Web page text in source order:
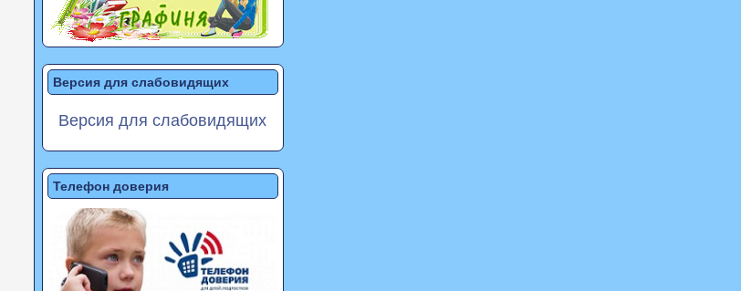
Версия для слабовидящих
Версия для слабовидящих
Телефон доверия